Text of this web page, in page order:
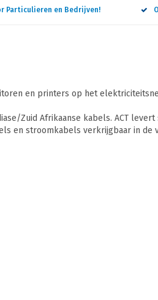
Particulieren en Bedrijven!
en printers op het
Zuid Afrikaanse kabels. ACT
en stroomkabels verkrijgbaar in